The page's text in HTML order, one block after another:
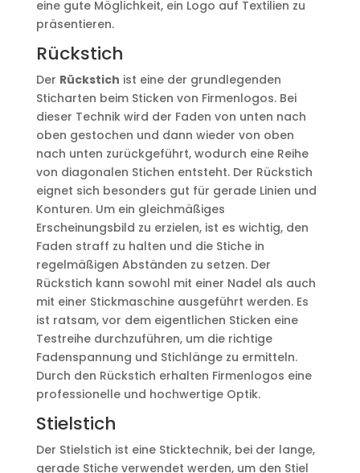
eine gute Möglichkeit, ein Logo auf Textilien zu
präsentieren.
Rückstich
Der Rückstich ist eine der grundlegenden
Sticharten beim Sticken von Firmenlogos. Bei
dieser Technik wird der Faden von unten nach
oben gestochen und dann wieder von oben
nach unten zurückgeführt, wodurch eine Reihe
von diagonalen Stichen entsteht. Der Rückstich
eignet sich besonders gut für gerade Linien und
Konturen. Um ein gleichmäßiges
Erscheinungsbild zu erzielen, ist es wichtig, den
Faden straff zu halten und die Stiche in
regelmäßigen Abständen zu setzen. Der
Rückstich kann sowohl mit einer Nadel als auch
mit einer Stickmaschine ausgeführt werden. Es
ist ratsam, vor dem eigentlichen Sticken eine
Testreihe durchzuführen, um die richtige
Fadenspannung und Stichlänge zu ermitteln.
Durch den Rückstich erhalten Firmenlogos eine
professionelle und hochwertige Optik.
Stielstich
Der Stielstich ist eine Sticktechnik, bei der lange,
gerade Stiche verwendet werden, um den Stiel